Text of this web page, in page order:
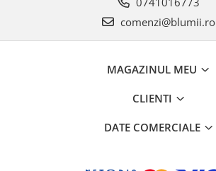
comenzi@blumii.ro
MAGAZINUL MEU
CLIENTI
DATE COMERCIALE